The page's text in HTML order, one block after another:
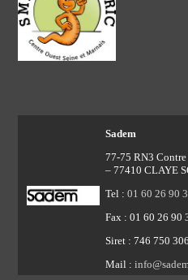
Sadem
77-75 RN3
– 77410 CLAYE
Tel : 01 60 26 90
Fax : 01 60 26 90
Siret : 746 750
Mail :